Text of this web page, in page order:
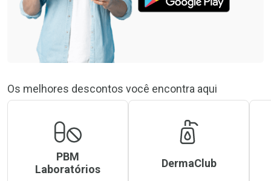
Os melhores descontos você encontra aqui
PBM
Laboratórios
DermaClub